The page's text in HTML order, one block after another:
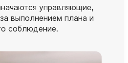
управляющие,
выполнением плана и
соблюдение.